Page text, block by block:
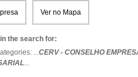
Ver no Mapa
the search for:
...CERV - CONSELHO
...